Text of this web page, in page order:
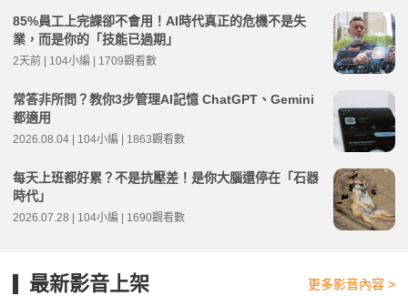
85%員工上完課卻不會用！AI時代真正的危機不是失
業，而是你的「技能已過期」
2天前 | 104小編 | 1709觀看數
常答非所問？教你3步管理AI記憶 ChatGPT、Gemini
都適用
2026.08.04 | 104小編 | 1863觀看數
每天上班都好累？不是抗壓差！是你大腦還停在「石器
時代」
2026.07.28 | 104小編 | 1690觀看數
最新影音上架 更多影音內容 >